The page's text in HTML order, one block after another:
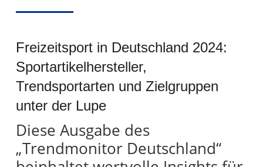
Freizeitsport in Deutschland 2024:
Sportartikelhersteller,
Trendsportarten und Zielgruppen
unter der Lupe
Diese Ausgabe des
„Trendmonitor Deutschland“